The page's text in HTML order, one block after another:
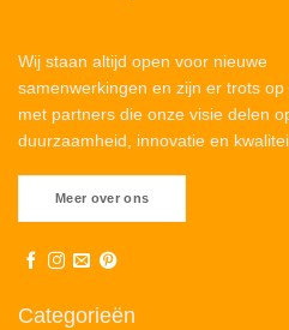
Wij staan altijd open voor nieuwe
samenwerkingen en zijn er trots op
met partners die onze visie delen
duurzaamheid, innovatie en
Meer over ons
Categorieën